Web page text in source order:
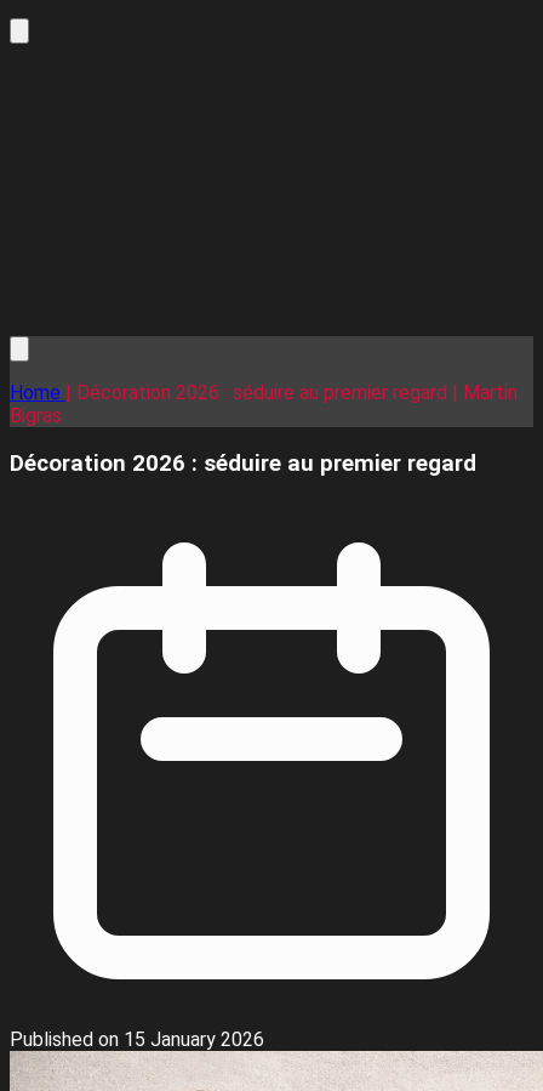
Home | Décoration 2026 : séduire au premier regard | Martin
Bigras
Décoration 2026 : séduire au premier regard
Published on 15 January 2026